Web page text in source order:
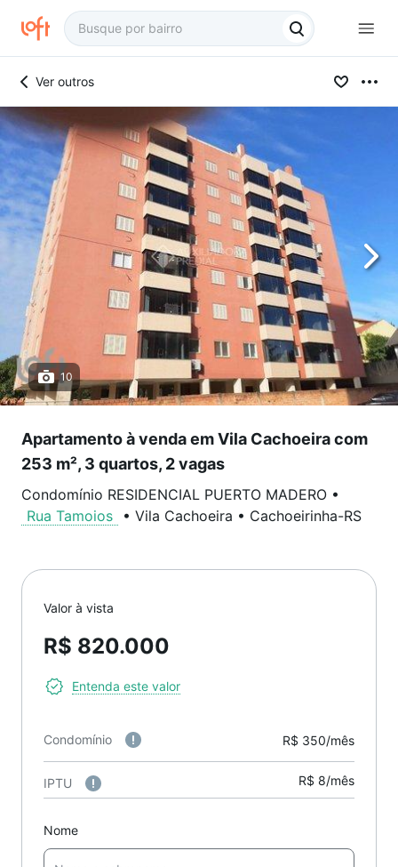
Ver outros
10
Apartamento à venda em Vila Cachoeira com
253 m², 3 quartos, 2 vagas
Condomínio RESIDENCIAL PUERTO MADERO •
Rua Tamoios
• Vila Cachoeira • Cachoeirinha-RS
Valor à vista
R$ 820.000
Entenda este valor
Condomínio R$ 350/mês
IPTU R$ 8/mês
Nome